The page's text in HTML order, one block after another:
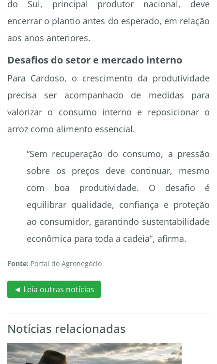
do Sul, principal produtor nacional, deve
encerrar o plantio antes do esperado, em relação
aos anos anteriores.
Desafios do setor e mercado interno
Para Cardoso, o crescimento da produtividade
precisa ser acompanhado de medidas para
valorizar o consumo interno e reposicionar o
arroz como alimento essencial.
“Sem recuperação do consumo, a pressão
sobre os preços deve continuar, mesmo
com boa produtividade. O desafio é
equilibrar qualidade, confiança e proteção
ao consumidor, garantindo sustentabilidade
econômica para toda a cadeia”, afirma.
Fonte: Portal do Agronegócio
◄ Leia outras notícias
Notícias relacionadas